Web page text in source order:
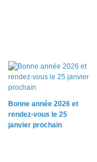
Bonne année 2026 et
rendez-vous le 25
janvier prochain